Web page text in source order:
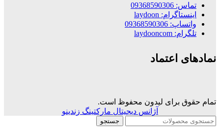
تماس: 09368590306
اینستاگرام: laydoon
واتساپ: 09368590306
تلگرام: laydooncom
نمادهای اعتماد
تمام حقوق برای لیدون محفوظ است.
آژانس دیجیتال مارکتینگ زندینو
جستجو